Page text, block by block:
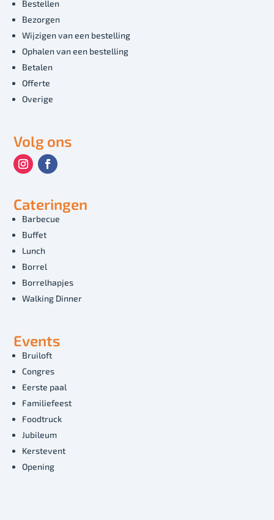
Bestellen
Bezorgen
Wijzigen van een bestelling
Ophalen van een bestelling
Betalen
Offerte
Overige
Volg ons
Cateringen
Barbecue
Buffet
Lunch
Borrel
Borrelhapjes
Walking Dinner
Events
Bruiloft
Congres
Eerste paal
Familiefeest
Foodtruck
Jubileum
Kerstevent
Opening